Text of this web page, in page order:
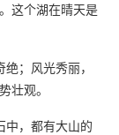
这个湖在晴天是
；风光秀丽，
壮观。
中，都有大山的